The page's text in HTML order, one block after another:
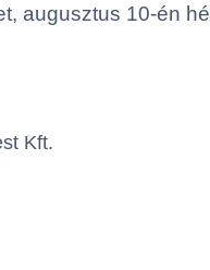
augusztus 10-én
Kft.